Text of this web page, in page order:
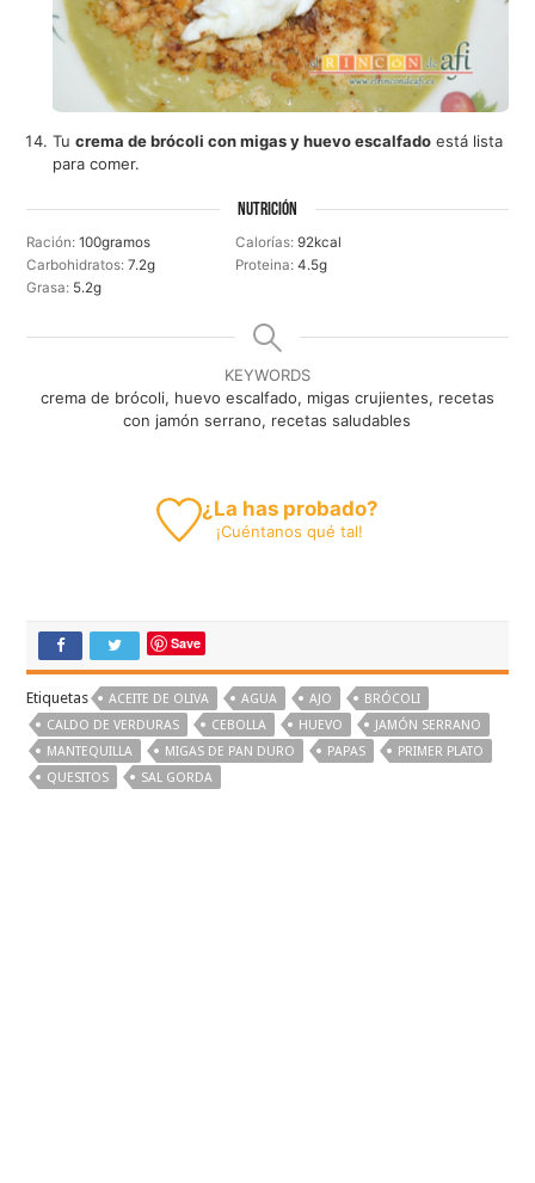
Tucrema de brócoli con migas y huevo escalfado está lista
para comer.
NUTRICIÓN
Ración:100gramos Calorías:92kcal
Carbohidratos:7.2g Proteina:4.5g
Grasa: 5.2g
KEYWORDS
crema de brócoli, huevo escalfado, migas crujientes, recetas
con jamón serrano, recetas saludables
¿La has probado?
¡Cuéntanos qué tal!
Save
Etiquetas ACEITE DE OLIVA AGUA AJO
BRÓCOLI
CALDO DE VERDURAS
CEBOLLA HUEVO
JAMÓN SERRANO
MANTEQUILLA
MIGAS DE PAN DURO PAPAS
PRIMER PLATO
QUESITOS
SAL GORDA